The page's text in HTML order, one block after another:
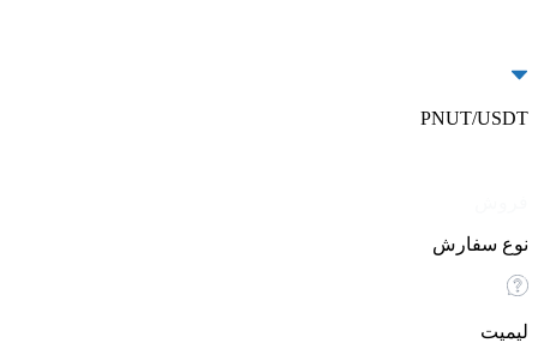
PNUT/USDT
نوع سفارش
لیمیت